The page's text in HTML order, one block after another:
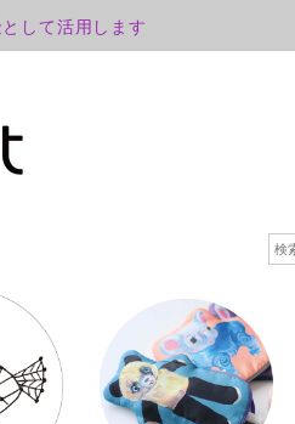
して活用します